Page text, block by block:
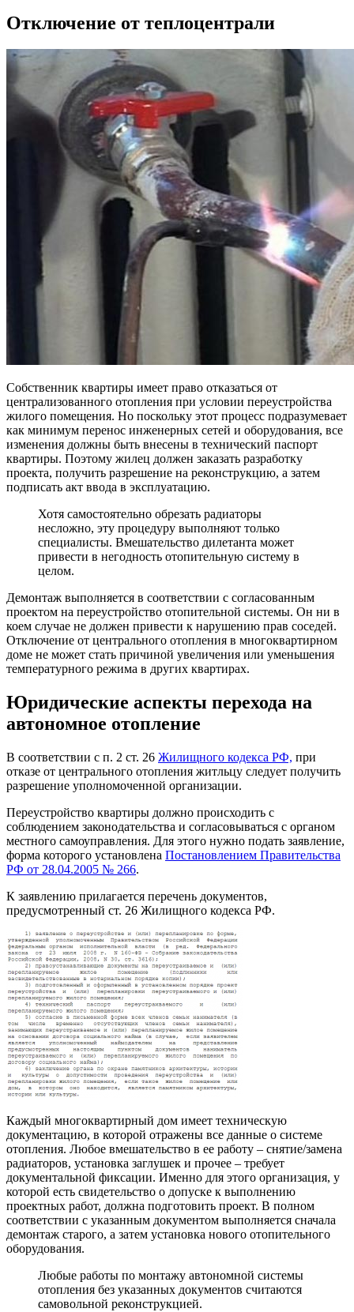
Отключение от теплоцентрали
Собственник квартиры имеет право отказаться от
централизованного отопления при условии переустройства
жилого помещения. Но поскольку этот процесс подразумевает
как минимум перенос инженерных сетей и оборудования, все
изменения должны быть внесены в технический паспорт
квартиры. Поэтому жилец должен заказать разработку
проекта, получить разрешение на реконструкцию, а затем
подписать акт ввода в эксплуатацию.
Хотя самостоятельно обрезать радиаторы
несложно, эту процедуру выполняют только
специалисты. Вмешательство дилетанта может
привести в негодность отопительную систему в
целом.
Демонтаж выполняется в соответствии с согласованным
проектом на переустройство отопительной системы. Он ни в
коем случае не должен привести к нарушению прав соседей.
Отключение от центрального отопления в многоквартирном
доме не может стать причиной увеличения или уменьшения
температурного режима в других квартирах.
Юридические аспекты перехода на
автономное отопление
В соответствии с п. 2 ст. 26 Жилищного кодекса РФ, при
отказе от центрального отопления житльцу следует получить
разрешение уполномоченной организации.
Переустройство квартиры должно происходить с
соблюдением законодательства и согласовываться с органом
местного самоуправления. Для этого нужно подать заявление,
форма которого установлена Постановлением Правительства
РФ от 28.04.2005 № 266.
К заявлению прилагается перечень документов,
предусмотренный ст. 26 Жилищного кодекса РФ.
Каждый многоквартирный дом имеет техническую
документацию, в которой отражены все данные о системе
отопления. Любое вмешательство в ее работу – снятие/замена
радиаторов, установка заглушек и прочее – требует
документальной фиксации. Именно для этого организация, у
которой есть свидетельство о допуске к выполнению
проектных работ, должна подготовить проект. В полном
соответствии с указанным документом выполняется сначала
демонтаж старого, а затем установка нового отопительного
оборудования.
Любые работы по монтажу автономной системы
отопления без указанных документов считаются
самовольной реконструкцией.